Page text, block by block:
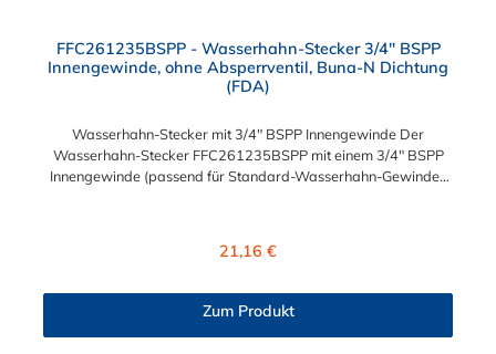
FFC261235BSPP - Wasserhahn-Stecker 3/4" BSPP
Innengewinde, ohne Absperrventil, Buna-N Dichtung
(FDA)
Wasserhahn-Stecker mit 3/4" BSPP Innengewinde Der
Wasserhahn-Stecker FFC261235BSPP mit einem 3/4" BSPP
Innengewinde (passend für Standard-Wasserhahn-Gewinde).
Kupplung (mit O-Ring) hat ein Außenmaß von ≈ 18,3 mm. Max.
-40 °C bis 138 °C lebensmitteltauglich Sie können diesen
Wasserhahn-Stecker mit allen Kupplungen der FFC35- Serie
kombinieren. Wasserhahn-Stecker mit 3/4" BSPP
Regulärer Preis:
21,16 €
Zum Produkt